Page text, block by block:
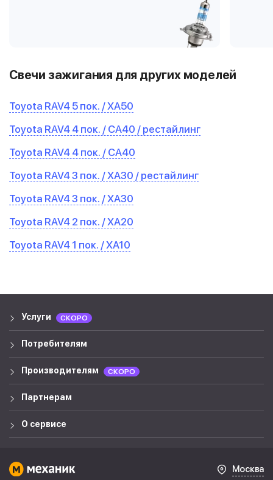
Свечи зажигания для других моделей
Toyota RAV4 5 пок. / XA50
Toyota RAV4 4 пок. / CA40 / рестайлинг
Toyota RAV4 4 пок. / CA40
Toyota RAV4 3 пок. / XA30 / рестайлинг
Toyota RAV4 3 пок. / XA30
Toyota RAV4 2 пок. / XA20
Toyota RAV4 1 пок. / XA10
Услуги СКОРО
Потребителям
Производителям СКОРО
Партнерам
О сервисе
Москва